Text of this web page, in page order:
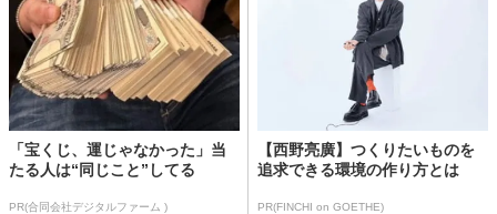
「宝くじ、運じゃなかった」当
たる人は“同じこと”してる
PR(合同会社デジタルファーム )
【西野亮廣】つくりたいものを
追求できる環境の作り方とは
PR(FINCHI on GOETHE)